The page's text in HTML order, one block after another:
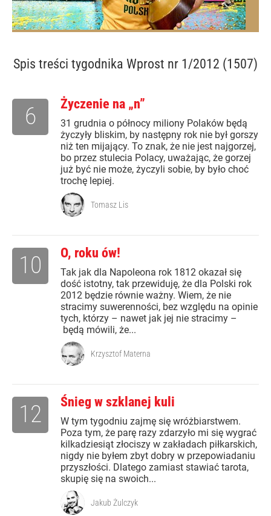
Spis treści tygodnika Wprost nr 1/2012 (1507)
Życzenie na „n”
31 grudnia o północy miliony Polaków będą
życzyły bliskim, by następny rok nie był gorszy
niż ten mijający. To znak, że nie jest najgorzej,
bo przez stulecia Polacy, uważając, że gorzej
już być nie może, życzyli sobie, by było choć
trochę lepiej.
6
Tomasz Lis
O, roku ów!
Tak jak dla Napoleona rok 1812 okazał się
dość istotny, tak przewiduję, że dla Polski rok
2012 będzie równie ważny. Wiem, że nie
stracimy suwerenności, bez względu na opinie
tych, którzy – nawet jak jej nie stracimy –
będą mówili, że...
10
Krzysztof Materna
Śnieg w szklanej kuli
W tym tygodniu zajmę się wróżbiarstwem.
Poza tym, że parę razy zdarzyło mi się wygrać
kilkadziesiąt złociszy w zakładach piłkarskich,
nigdy nie byłem zbyt dobry w przepowiadaniu
przyszłości. Dlatego zamiast stawiać tarota,
skupię się na swoich...
12
Jakub Żulczyk